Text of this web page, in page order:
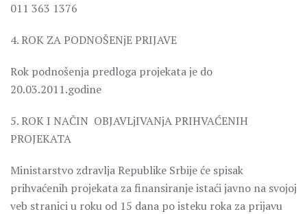
011 363 1376
4. ROK ZA PODNOŠENjE PRIJAVE
Rok podnošenja predloga projekata je do
20.03.2011.godine
5. ROK I NAČIN OBJAVLjIVANjA PRIHVAĆENIH
PROJEKATA
Ministarstvo zdravlja Republike Srbije će spisak
prihvaćenih projekata za finansiranje istaći javno na svojoj
veb stranici u roku od 15 dana po isteku roka za prijavu